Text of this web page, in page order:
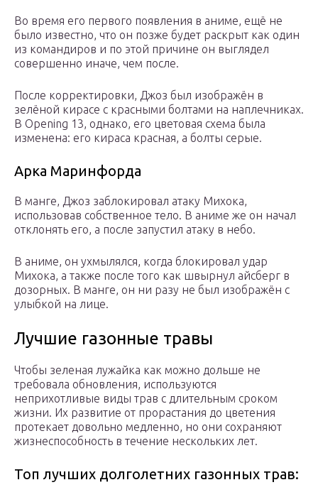
Во время его первого появления в аниме, ещё не
было известно, что он позже будет раскрыт как один
из командиров и по этой причине он выглядел
совершенно иначе, чем после.
После корректировки, Джоз был изображён в
зелёной кирасе с красными болтами на наплечниках.
В Opening 13, однако, его цветовая схема была
изменена: его кираса красная, а болты серые.
Арка Маринфорда
В манге, Джоз заблокировал атаку Михока,
использовав собственное тело. В аниме же он начал
отклонять его, а после запустил атаку в небо.
В аниме, он ухмылялся, когда блокировал удар
Михока, а также после того как швырнул айсберг в
дозорных. В манге, он ни разу не был изображён с
улыбкой на лице.
Лучшие газонные травы
Чтобы зеленая лужайка как можно дольше не
требовала обновления, используются
неприхотливые виды трав с длительным сроком
жизни. Их развитие от прорастания до цветения
протекает довольно медленно, но они сохраняют
жизнеспособность в течение нескольких лет.
Топ лучших долголетних газонных трав: